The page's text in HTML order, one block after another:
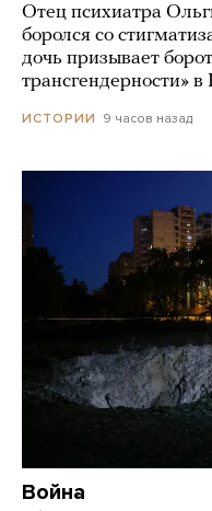
Отец психиатра
боролся со
дочь призывает
трансгендерности» в
ИСТОРИИ 9 часов назад
Война